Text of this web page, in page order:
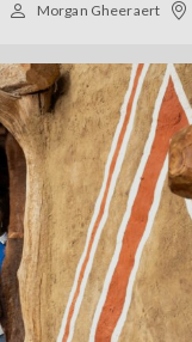
Morgan Gheeraert